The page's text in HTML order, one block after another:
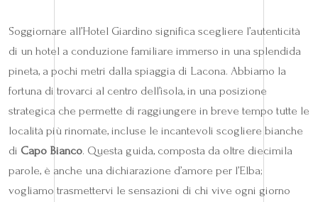
Soggiornare all’Hotel Giardino significa scegliere l’autenticità
di un hotel a conduzione familiare immerso in una splendida
pineta, a pochi metri dalla spiaggia di Lacona. Abbiamo la
fortuna di trovarci al centro dell’isola, in una posizione
strategica che permette di raggiungere in breve tempo tutte le
località più rinomate, incluse le incantevoli scogliere bianche
di Capo Bianco. Questa guida, composta da oltre diecimila
parole, è anche una dichiarazione d’amore per l’Elba;
vogliamo trasmettervi le sensazioni di chi vive ogni giorno